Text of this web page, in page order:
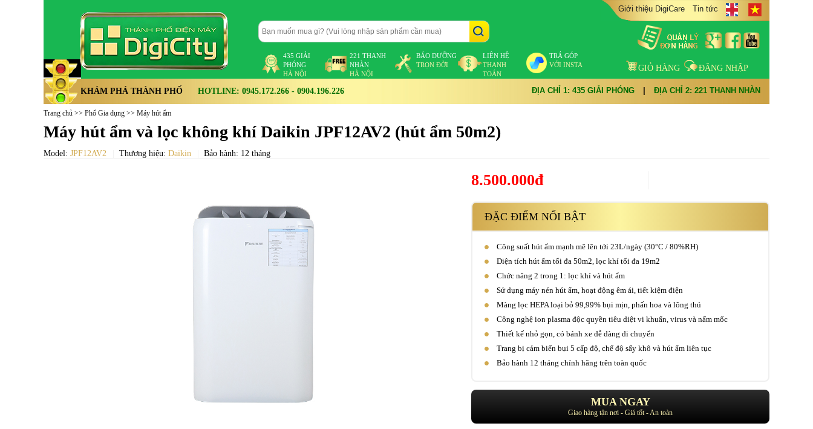
435 GIẢI
PHÓNG
HÀ NỘI
221 THANH
NHÀN
HÀ NỘI
BẢO DƯỠNG
TRỌN ĐỜI
LIÊN HỆ
THANH
TOÁN
TRẢ GÓP
VỚI INSTA
Giới thiệu DigiCare Tin tức
GIỎ HÀNG ĐĂNG NHẬP
KHÁM PHÁ THÀNH PHỐ HOTLINE: 0945.172.266 - 0904.196.226 ĐỊA CHỈ 1: 435 GIẢI PHÓNG ĐỊA CHỈ 2: 221 THANH NHÀN
Trang chủ >> Phố Gia dụng >> Máy hút ẩm
Máy hút ẩm và lọc không khí Daikin JPF12AV2 (hút ẩm 50m2)
Model: JPF12AV2 Thương hiệu: Daikin Bảo hành: 12 tháng
8.500.000đ
ĐẶC ĐIỂM NỔI BẬT
Công suất hút ẩm mạnh mẽ lên tới 23L/ngày (30°C / 80%RH)
Diện tích hút ẩm tối đa 50m2, lọc khí tối đa 19m2
Chức năng 2 trong 1: lọc khí và hút ẩm
Sử dụng máy nén hút ẩm, hoạt động êm ái, tiết kiệm điện
Màng lọc HEPA loại bỏ 99,99% bụi mịn, phấn hoa và lông thú
Công nghệ ion plasma độc quyền tiêu diệt vi khuẩn, virus và nấm mốc
Thiết kế nhỏ gọn, có bánh xe dễ dàng di chuyển
Trang bị cảm biến bụi 5 cấp độ, chế độ sấy khô và hút ẩm liên tục
Bảo hành 12 tháng chính hãng trên toàn quốc
MUA NGAY
Giao hàng tận nơi - Giá tốt - An toàn